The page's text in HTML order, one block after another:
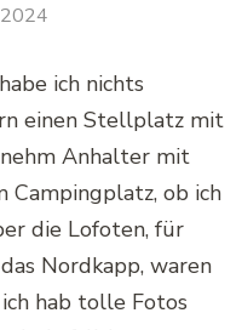
ich nichts
einen Stellplatz mit
Anhalter mit
Campingplatz, ob ich
die Lofoten, für
Nordkapp, waren
hab tolle Fotos